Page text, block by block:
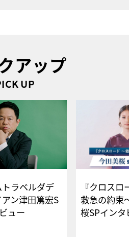
アップ
UP
トラベルダデ
ン津田篤宏S
ビュー
『クロス
救急の約束
桜SPイ